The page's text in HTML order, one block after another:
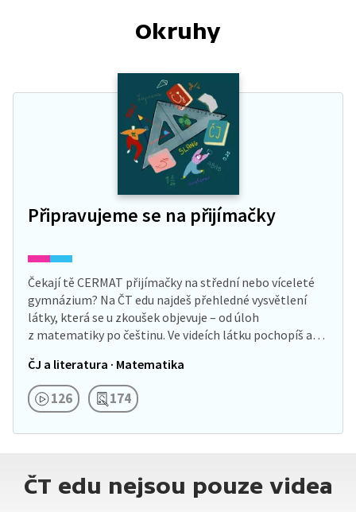
Okruhy
Připravujeme se na přijímačky
Čekají tě CERMAT přijímačky na střední nebo víceleté
gymnázium? Na ČT edu najdeš přehledné vysvětlení
látky, která se u zkoušek objevuje – od úloh
z matematiky po češtinu. Ve videích látku pochopíš a…
ČJ a literatura · Matematika
126 174
ČT edu nejsou pouze videa